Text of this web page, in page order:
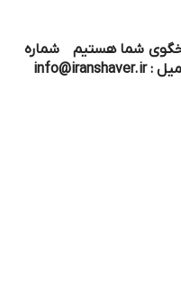
– ۷ عصر پاسخگوی شما هستیم شماره